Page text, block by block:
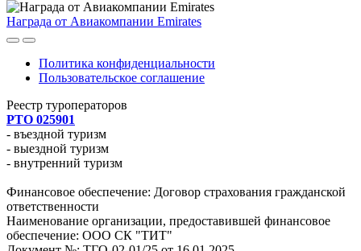
Награда от Авиакомпании Emirates
Политика конфиденциальности
Пользовательское соглашение
Реестр туроператоров
РТО 025901
- въездной туризм
- выездной туризм
- внутренний туризм
Финансовое обеспечение: Договор страхования гражданской
ответственности
Наименование организации, предоставившей финансовое
обеспечение: ООО СК "ТИТ"